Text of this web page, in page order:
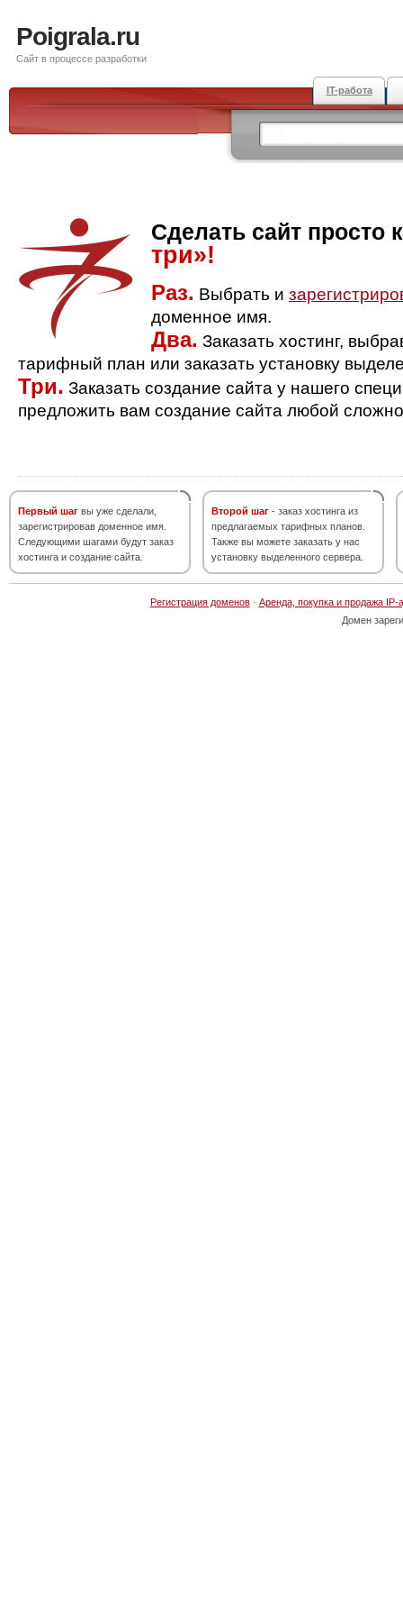
Poigrala.ru
Сайт в процессе разработки
IT-работа
Сделать сайт просто
три»!
Раз. Выбрать и
доменное имя.
Два. Заказать хостинг,
тарифный план или заказать установку
Три. Заказать создание сайта у нашего
предложить вам создание сайта любой
Первый шаг вы уже сделали,
зарегистрировав доменное имя.
Следующими шагами будут заказ
хостинга и создание сайта.
Второй шаг - заказ хостинга из
предлагаемых тарифных планов.
Также вы можете заказать у нас
установку выделенного сервера.
Регистрация доменов· Аренда, покупка и продажа IP-
Домен